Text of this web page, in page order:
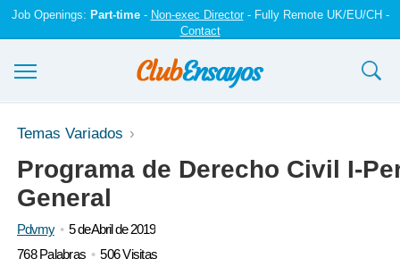
Job Openings: Part-time- Non-exec Director- Fully Remote UK/EU/CH -
Contact
Ensayos y trabajos
Registrarse
Iniciar sesión
Temas Variados
Programa de Derecho Civil I-
General
Pdvmy
5 de Abril de 2019
768 Palabras
506 Visitas